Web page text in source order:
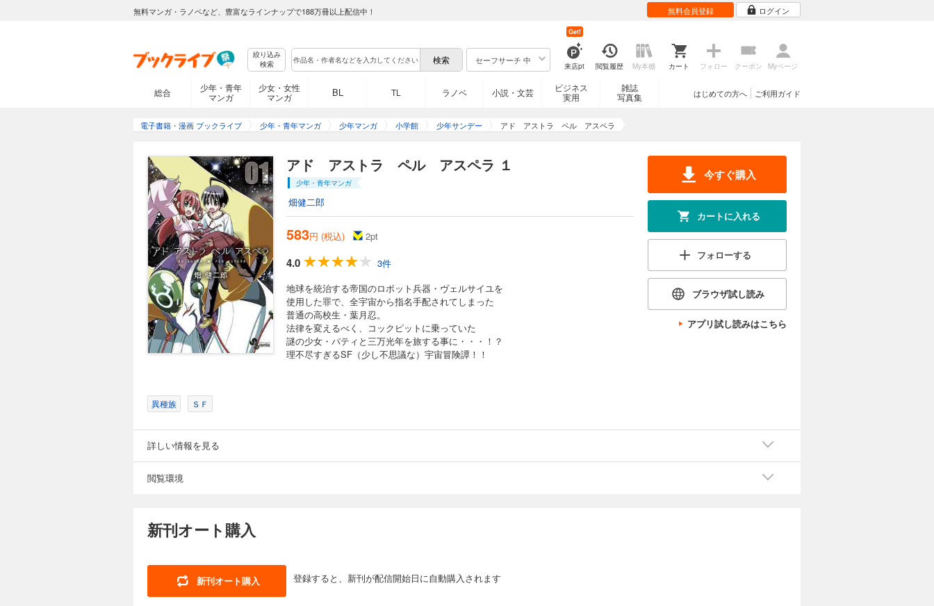
無料マンガ・ラノベなど、豊富なラインナップで188万冊以上配信中！ 無料会員登録 ログイン
絞り込み
検索
セーフサーチ 中
来店pt
Get!
閲覧履歴 My本棚 カート フォロー クーポン Myページ
総合
少年・青年
マンガ
少女・女性
マンガ
BL TL ラノベ 小説・文芸
ビジネス
実用
雑誌
写真集
ご利用ガイド
はじめての方へ
電子書籍・漫画 ブックライブ 少年・青年マンガ 少年マンガ 小学館 少年サンデー アド アストラ ペル アスペラ
アド アストラ ペル アスペラ １
少年・青年マンガ
畑健二郎
583円 (税込) 2pt
4.0
3件
地球を統治する帝国のロボット兵器・ヴェルサイユを
使用した罪で、全宇宙から指名手配されてしまった
普通の高校生・葉月忍。
法律を変えるべく、コックピットに乗っていた
謎の少女・パティと三万光年を旅する事に・・・！？
理不尽すぎるSF（少し不思議な）宇宙冒険譚！！
今すぐ購入
カートに入れる
フォローする
ブラウザ試し読み
アプリ試し読みはこちら
異種族 ＳＦ
詳しい情報を見る
閲覧環境
新刊オート購入
新刊オート購入 登録すると、新刊が配信開始日に自動購入されます